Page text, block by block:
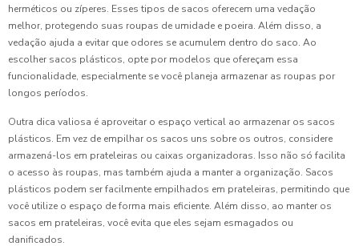
herméticos ou zíperes. Esses tipos de sacos oferecem uma vedação
melhor, protegendo suas roupas de umidade e poeira. Além disso, a
vedação ajuda a evitar que odores se acumulem dentro do saco. Ao
escolher sacos plásticos, opte por modelos que ofereçam essa
funcionalidade, especialmente se você planeja armazenar as roupas por
longos períodos.
Outra dica valiosa é aproveitar o espaço vertical ao armazenar os sacos
plásticos. Em vez de empilhar os sacos uns sobre os outros, considere
armazená-los em prateleiras ou caixas organizadoras. Isso não só facilita
o acesso às roupas, mas também ajuda a manter a organização. Sacos
plásticos podem ser facilmente empilhados em prateleiras, permitindo que
você utilize o espaço de forma mais eficiente. Além disso, ao manter os
sacos em prateleiras, você evita que eles sejam esmagados ou
danificados.